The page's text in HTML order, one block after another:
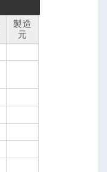
製造
元